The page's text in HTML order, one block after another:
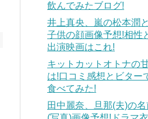
飲んでみたブログ!
井上真央、嵐の松本潤
子供の顔画像予想!相性
出演映画はこれ!
キットカットオトナの
は!口コミ感想とビター
食べてみた!
田中麗奈、旦那(夫)の